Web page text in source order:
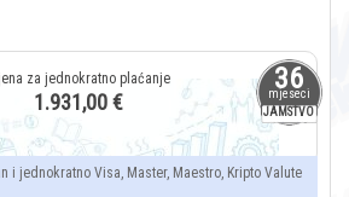
36
mjeseci
JAMSTVO
1.931,00 €
i jednokratno Visa, Master, Maestro, Kripto Valute